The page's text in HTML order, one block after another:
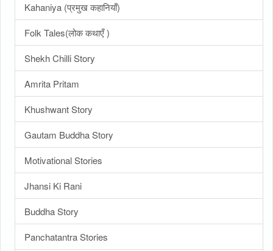
Kahaniya (प्रमुख कहानियाँ)
Folk Tales(लोक कथाएँ )
Shekh Chilli Story
Amrita Pritam
Khushwant Story
Gautam Buddha Story
Motivational Stories
Jhansi Ki Rani
Buddha Story
Panchatantra Stories